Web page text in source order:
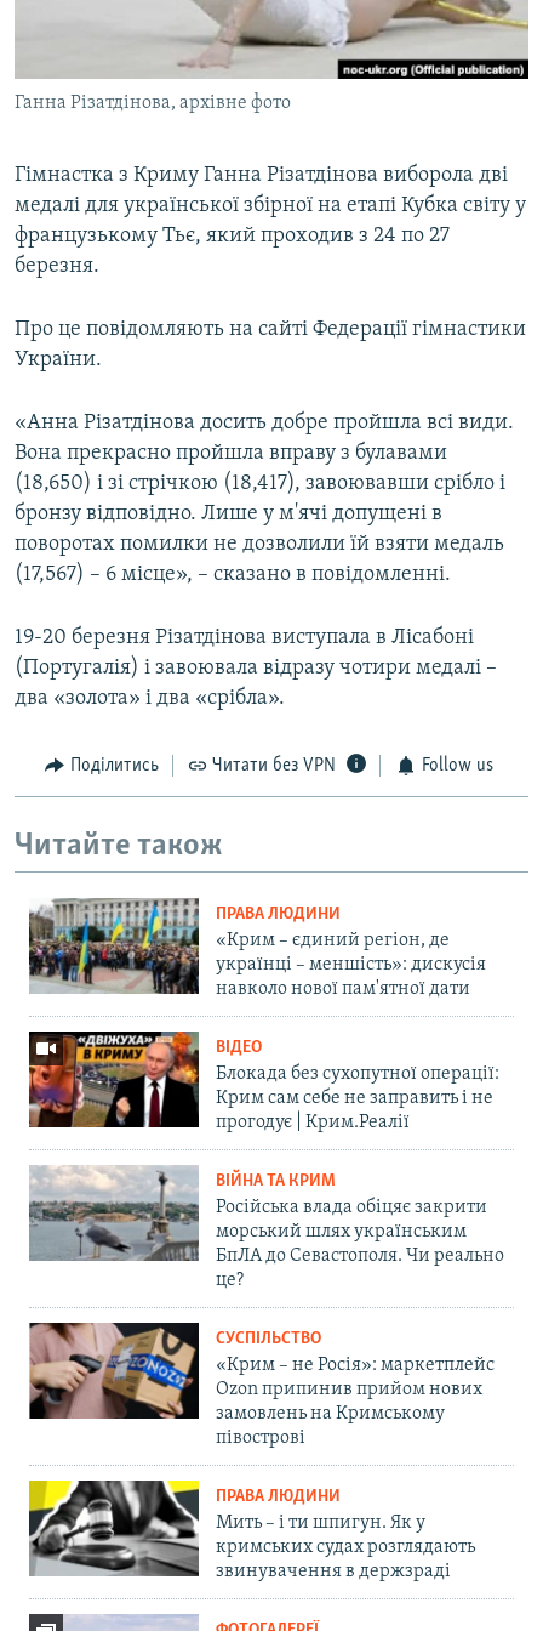
СВІДЧЕННЯ ОКУПАЦІЇ
УКРАЇНСЬКА ПРОБЛЕМА КРИМУ
Qırımtatar
Усі сайти RFE/RL
Ганна Різатдінова, архівне фото
Гімнастка з Криму Ганна Різатдінова виборола дві
медалі для української збірної на етапі Кубка світу у
французькому Тьє, який проходив з 24 по 27
березня.
Про це повідомляють на сайті Федерації гімнастики
України.
«Анна Різатдінова досить добре пройшла всі види.
Вона прекрасно пройшла вправу з булавами
(18,650) і зі стрічкою (18,417), завоювавши срібло і
бронзу відповідно. Лише у м'ячі допущені в
поворотах помилки не дозволили їй взяти медаль
(17,567) – 6 місце», – сказано в повідомленні.
19-20 березня Різатдінова виступала в Лісабоні
(Португалія) і завоювала відразу чотири медалі –
два «золота» і два «срібла».
Поділитись Читати без VPN Follow us
Читайте також
ПРАВА ЛЮДИНИ
«Крим – єдиний регіон, де
українці – меншість»: дискусія
навколо нової пам'ятної дати
ВІДЕО
Блокада без сухопутної операції:
Крим сам себе не заправить і не
прогодує | Крим.Реалії
ВІЙНА ТА КРИМ
Російська влада обіцяє закрити
морський шлях українським
БпЛА до Севастополя. Чи реально
це?
СУСПІЛЬСТВО
«Крим – не Росія»: маркетплейс
Ozon припинив прийом нових
замовлень на Кримському
півострові
ПРАВА ЛЮДИНИ
Мить – і ти шпигун. Як у
кримських судах розглядають
звинувачення в держзраді